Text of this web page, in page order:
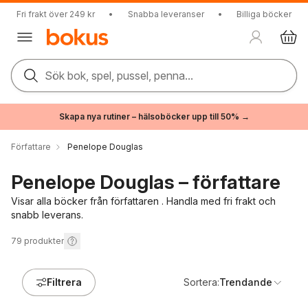
Fri frakt över 249 kr • Snabba leveranser • Billiga böcker
Sök bok, spel, pussel, penna...
Skapa nya rutiner – hälsoböcker upp till 50% →
Författare Penelope Douglas
Penelope Douglas – författare
Visar alla böcker från författaren . Handla med fri frakt och
snabb leverans.
79 produkter
Filtrera Sortera:Trendande